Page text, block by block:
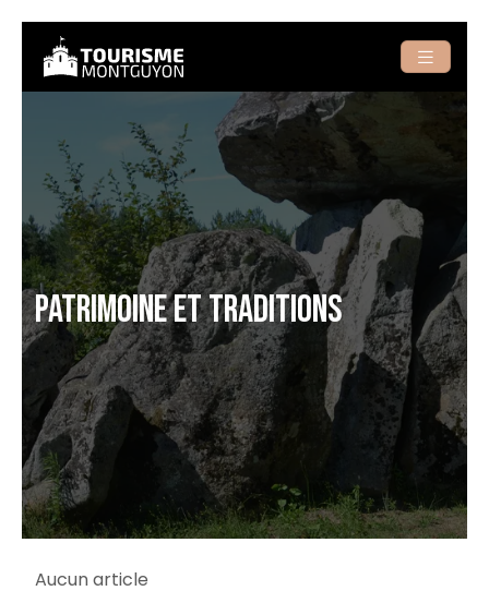
PATRIMOINE ET TRADITIONS
Aucun article